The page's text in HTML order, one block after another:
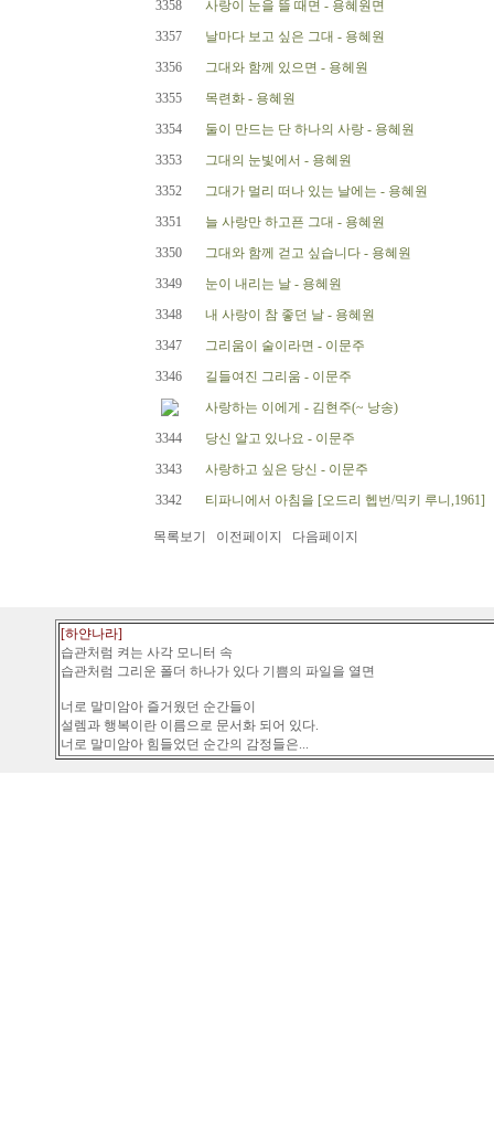
3358
사랑이 눈을 뜰 때면 - 용혜원면
3357
날마다 보고 싶은 그대 - 용혜원
3356
그대와 함께 있으면 - 용헤원
3355
목련화 - 용혜원
3354
둘이 만드는 단 하나의 사랑 - 용혜원
3353
그대의 눈빛에서 - 용혜원
3352
그대가 멀리 떠나 있는 날에는 - 용혜원
3351
늘 사랑만 하고픈 그대 - 용혜원
3350
그대와 함께 걷고 싶습니다 - 용혜원
3349
눈이 내리는 날 - 용혜원
3348
내 사랑이 참 좋던 날 - 용혜원
3347
그리움이 술이라면 - 이문주
3346
길들여진 그리움 - 이문주
사랑하는 이에게 - 김현주(~ 낭송)
3344
당신 알고 있나요 - 이문주
3343
사랑하고 싶은 당신 - 이문주
3342
티파니에서 아침을 [오드리 헵번/믹키 루니,1961]
목록보기 이전페이지 다음페이지
[하얀나라]
습관처럼 켜는 사각 모니터 속
습관처럼 그리운 폴더 하나가 있다 기쁨의 파일을 열면
너로 말미암아 즐거웠던 순간들이
설렘과 행복이란 이름으로 문서화 되어 있다.
너로 말미암아 힘들었던 순간의 감정들은...